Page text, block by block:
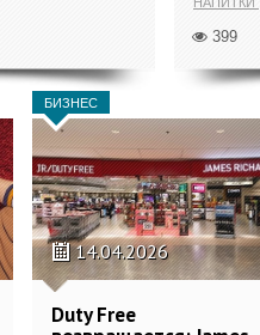
399
БИЗНЕС
14.04.2026
Duty Free